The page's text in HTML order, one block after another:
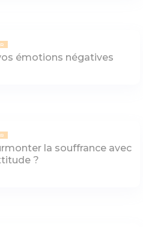
émotions négatives
la souffrance avec
?